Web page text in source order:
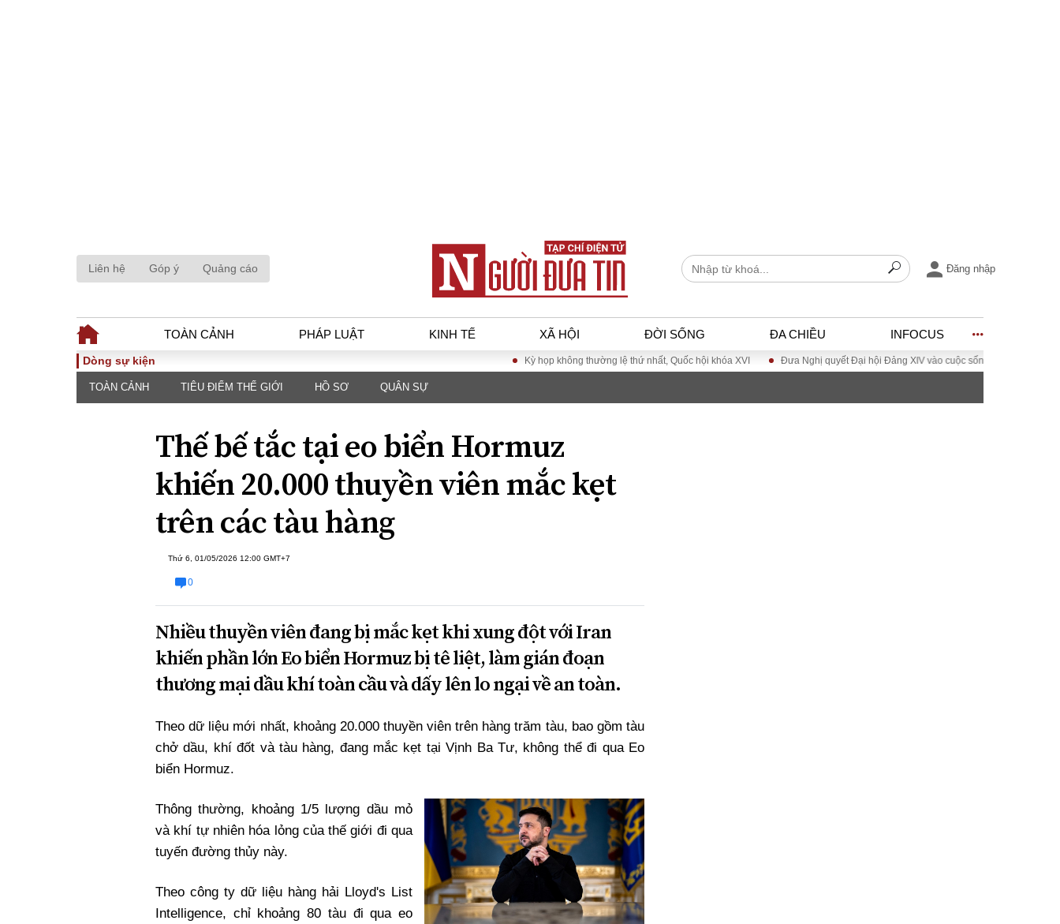
Liên hệ Góp ý Quảng cáo Đăng nhập
TOÀN CẢNH PHÁP LUẬT KINH TẾ XÃ HỘI ĐỜI SỐNG ĐA CHIỀU INFOCUS
TOÀN CẢNH
Chính sách
Đối thoại
PHÁP LUẬT
luật
Góc nhìn luật gia
Hồ sơ điều tra
Tiếng nói công dân
An ninh - Hình sự
Tài chính - Ngân
hàng
Kinh tế vĩ mô
ĐA CHIỀU
Quan điểm
INFOCUS
Dòng sự kiện Kỳ họp không thường lệ thứ nhất, Quốc hội khóa XVI Đưa Nghị quyết Đại hội Đảng XIV vào cuộc sống
TOÀN CẢNH TIÊU ĐIỂM THẾ GIỚI HỒ SƠ QUÂN SỰ
Thế bế tắc tại eo biển Hormuz
khiến 20.000 thuyền viên mắc kẹt
trên các tàu hàng
Thứ 6, 01/05/2026 12:00 GMT+7
0
Nhiều thuyền viên đang bị mắc kẹt khi xung đột với Iran
khiến phần lớn Eo biển Hormuz bị tê liệt, làm gián đoạn
thương mại dầu khí toàn cầu và dấy lên lo ngại về an toàn.
Theo dữ liệu mới nhất, khoảng 20.000 thuyền viên trên hàng trăm tàu, bao gồm tàu
chở dầu, khí đốt và tàu hàng, đang mắc kẹt tại Vịnh Ba Tư, không thể đi qua Eo
biển Hormuz.
Thông thường, khoảng 1/5 lượng dầu mỏ
và khí tự nhiên hóa lỏng của thế giới đi qua
tuyến đường thủy này.
Theo công ty dữ liệu hàng hải Lloyd's List
Intelligence, chỉ khoảng 80 tàu đi qua eo